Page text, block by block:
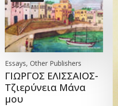
Essays, Other Publishers
ΓΙΩΡΓΟΣ ΕΛΙΣΣΑΙΟΣ-
Τζιερύνεια Μάνα
μου